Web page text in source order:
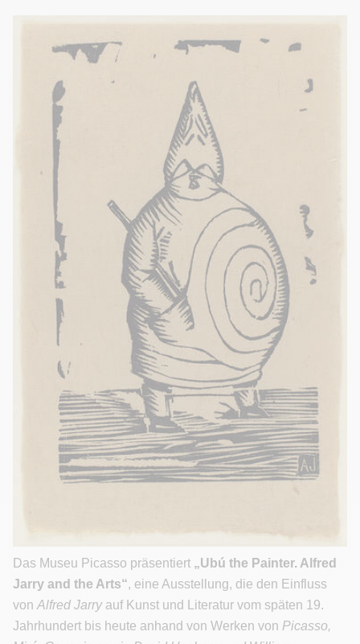
Das Museu Picasso präsentiert „Ubú the Painter. Alfred
Jarry and the Arts“, eine Ausstellung, die den Einfluss
von Alfred Jarryauf Kunst und Literatur vom späten 19.
Jahrhundert bis heute anhand von Werken von Picasso,